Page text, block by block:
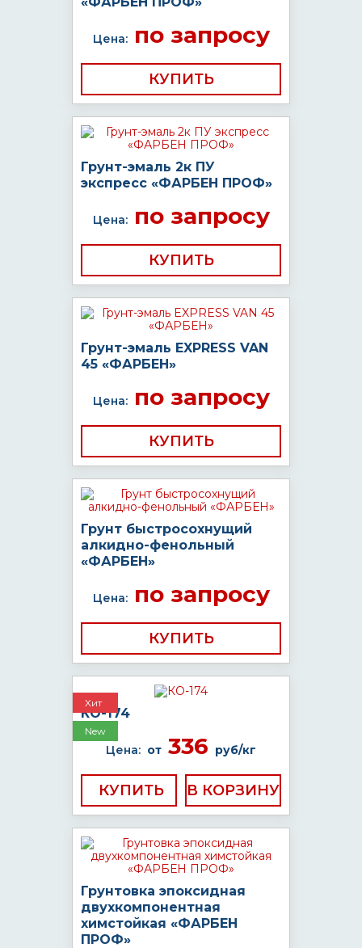
Цена:по запросу
КУПИТЬ
Грунт-эмаль 2к ПУ
экспресс «ФАРБЕН ПРОФ»
Цена:по запросу
КУПИТЬ
Грунт-эмаль EXPRESS VAN
45 «ФАРБЕН»
Цена:по запросу
КУПИТЬ
Грунт быстросохнущий
алкидно-фенольный
«ФАРБЕН»
Цена:по запросу
КУПИТЬ
Хит
New
КО-174
Цена: от 336 руб/кг
КУПИТЬ
Грунтовка эпоксидная
двухкомпонентная
химстойкая «ФАРБЕН
ПРОФ»